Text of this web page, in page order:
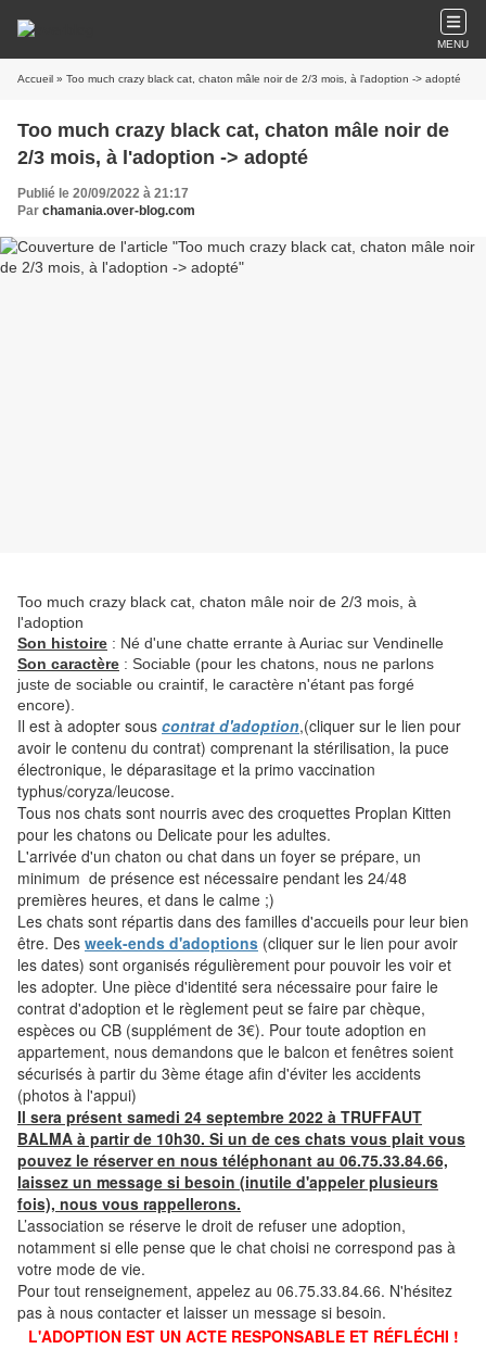
MENU
Accueil » Too much crazy black cat, chaton mâle noir de 2/3 mois, à l'adoption -> adopté
Too much crazy black cat, chaton mâle noir de
2/3 mois, à l'adoption -> adopté
Publié le 20/09/2022 à 21:17
Par chamania.over-blog.com
Too much crazy black cat, chaton mâle noir de 2/3 mois, à
l'adoption
Son histoire : Né d'une chatte errante à Auriac sur Vendinelle
Son caractère : Sociable (pour les chatons, nous ne parlons
juste de sociable ou craintif, le caractère n'étant pas forgé
encore).
Il est à adopter sous contrat d'adoption,(cliquer sur le lien pour
avoir le contenu du contrat) comprenant la stérilisation, la puce
électronique, le déparasitage et la primo vaccination
typhus/coryza/leucose.
Tous nos chats sont nourris avec des croquettes Proplan Kitten
pour les chatons ou Delicate pour les adultes.
L'arrivée d'un chaton ou chat dans un foyer se prépare, un
minimum de présence est nécessaire pendant les 24/48
premières heures, et dans le calme ;)
Les chats sont répartis dans des familles d'accueils pour leur bien
être. Des week-ends d'adoptions (cliquer sur le lien pour avoir
les dates) sont organisés régulièrement pour pouvoir les voir et
les adopter. Une pièce d'identité sera nécessaire pour faire le
contrat d'adoption et le règlement peut se faire par chèque,
espèces ou CB (supplément de 3€). Pour toute adoption en
appartement, nous demandons que le balcon et fenêtres soient
sécurisés à partir du 3ème étage afin d'éviter les accidents
(photos à l'appui)
Il sera présent samedi 24 septembre 2022 à TRUFFAUT
BALMA à partir de 10h30. Si un de ces chats vous plait vous
pouvez le réserver en nous téléphonant au 06.75.33.84.66,
laissez un message si besoin (inutile d'appeler plusieurs
fois), nous vous rappellerons.
L’association se réserve le droit de refuser une adoption,
notamment si elle pense que le chat choisi ne correspond pas à
votre mode de vie.
Pour tout renseignement, appelez au 06.75.33.84.66. N'hésitez
pas à nous contacter et laisser un message si besoin.
L'ADOPTION EST UN ACTE RESPONSABLE ET RÉFLÉCHI !